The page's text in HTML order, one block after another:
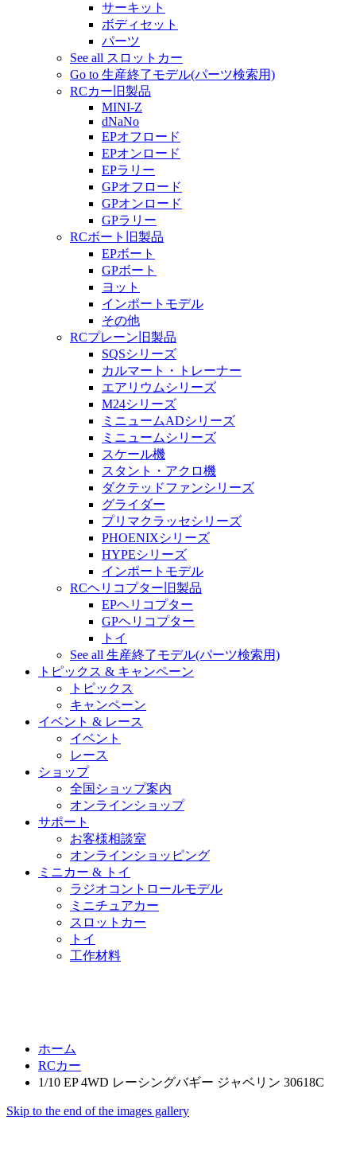
サーキット
ボディセット
パーツ
See all スロットカー
Go to 生産終了モデル(パーツ検索用)
RCカー旧製品
MINI-Z
dNaNo
EPオフロード
EPオンロード
EPラリー
GPオフロード
GPオンロード
GPラリー
RCボート旧製品
EPボート
GPボート
ヨット
インポートモデル
その他
RCプレーン旧製品
SQSシリーズ
カルマート・トレーナー
エアリウムシリーズ
M24シリーズ
ミニュームADシリーズ
ミニュームシリーズ
スケール機
スタント・アクロ機
ダクテッドファンシリーズ
グライダー
プリマクラッセシリーズ
PHOENIXシリーズ
HYPEシリーズ
インポートモデル
RCヘリコプター旧製品
EPヘリコプター
GPヘリコプター
トイ
See all 生産終了モデル(パーツ検索用)
トピックス & キャンペーン
トピックス
キャンペーン
イベント & レース
イベント
レース
ショップ
全国ショップ案内
オンラインショップ
サポート
お客様相談室
オンラインショッピング
ミニカー & トイ
ラジオコントロールモデル
ミニチュアカー
スロットカー
トイ
工作材料
ホーム
RCカー
1/10 EP 4WD レーシングバギー ジャベリン 30618C
Skip to the end of the images gallery